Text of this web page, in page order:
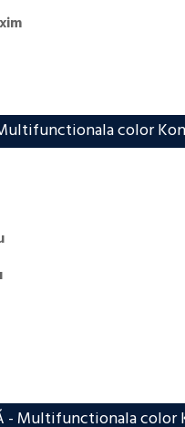
color
- Multifunctionala color